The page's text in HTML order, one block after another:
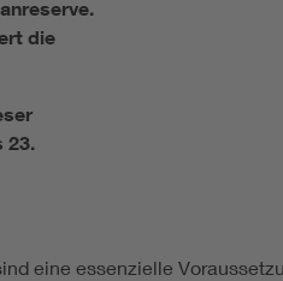
die
23.
eine essenzielle